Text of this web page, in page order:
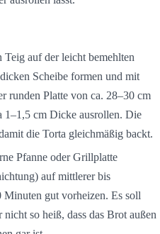
Teig auf der leicht bemehlten
Scheibe formen und mit
runden Platte von ca. 28–30 cm
1–1,5 cm Dicke ausrollen. Die
die Torta gleichmäßig backt.
Pfanne oder Grillplatte
auf mittlerer bis
Minuten gut vorheizen. Es soll
so heiß, dass das Brot außen